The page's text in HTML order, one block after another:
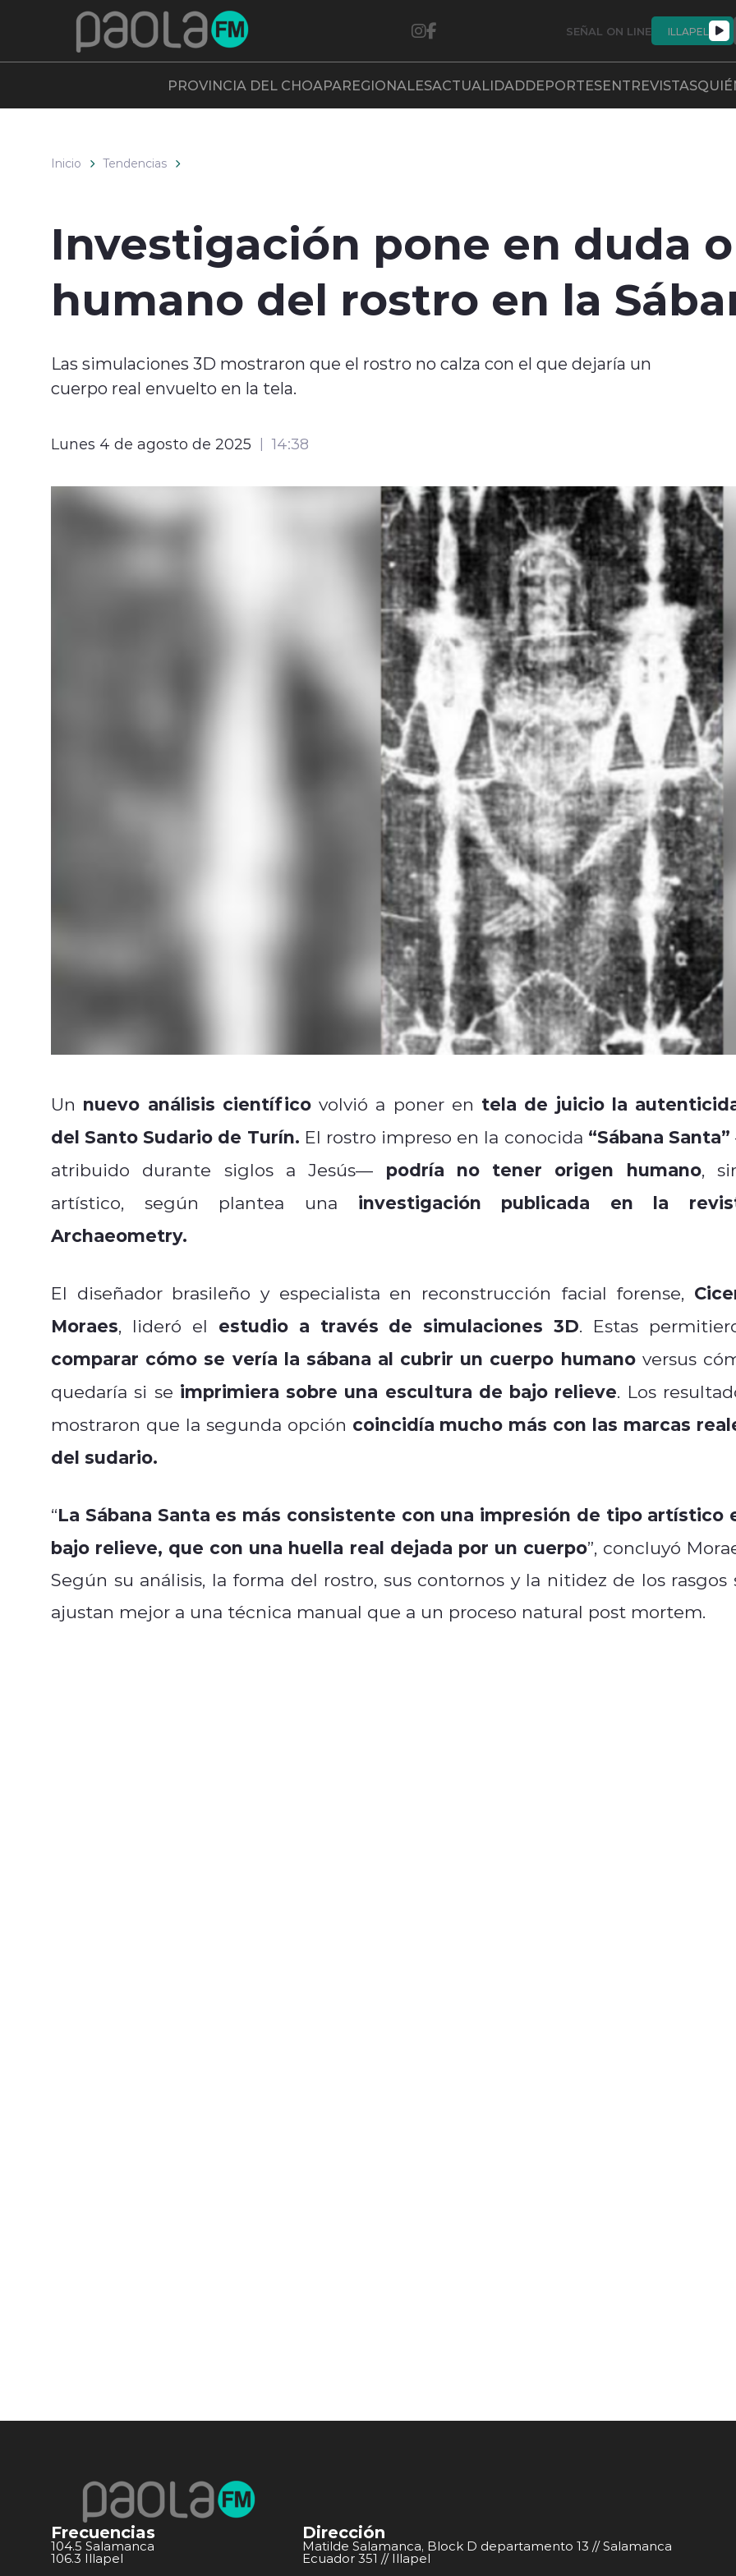
SEÑAL ON LINE ILLAPEL
PROVINCIA DEL CHOAPAREGIONALESACTUALIDADDEPORTESENTREVISTAS
Inicio Tendencias
Investigación pone en duda
humano del rostro en la
Las simulaciones 3D mostraron que el rostro no calza con el que dejaría un
cuerpo real envuelto en la tela.
Lunes 4 de agosto de 2025 14:38
Un nuevo análisis científicovolvió a poner en tela de juicio la
del Santo Sudario de Turín. El rostro impreso en la conocida “Sábana Santa”
atribuido durante siglos a Jesús— podría no tener origen humano,
artístico, según plantea una investigación publicada en la
Archaeometry.
El diseñador brasileño y especialista en reconstrucción facial forense,
Moraes, lideró el estudio a través de simulaciones 3D. Estas
comparar cómo se vería la sábana al cubrir un cuerpo humanoversus
quedaría si se imprimiera sobre una escultura de bajo relieve. Los
mostraron que la segunda opción coincidía mucho más con las marcas
del sudario.
“La Sábana Santa es más consistente con una impresión de tipo artístico
bajo relieve, que con una huella real dejada por un cuerpo”, concluyó
Según su análisis, la forma del rostro, sus contornos y la nitidez de los rasgos
ajustan mejor a una técnica manual que a un proceso natural post mortem.
Frecuencias
104.5 Salamanca
106.3 Illapel
Dirección
Matilde Salamanca, Block D departamento 13 // Salamanca
Ecuador 351 // Illapel